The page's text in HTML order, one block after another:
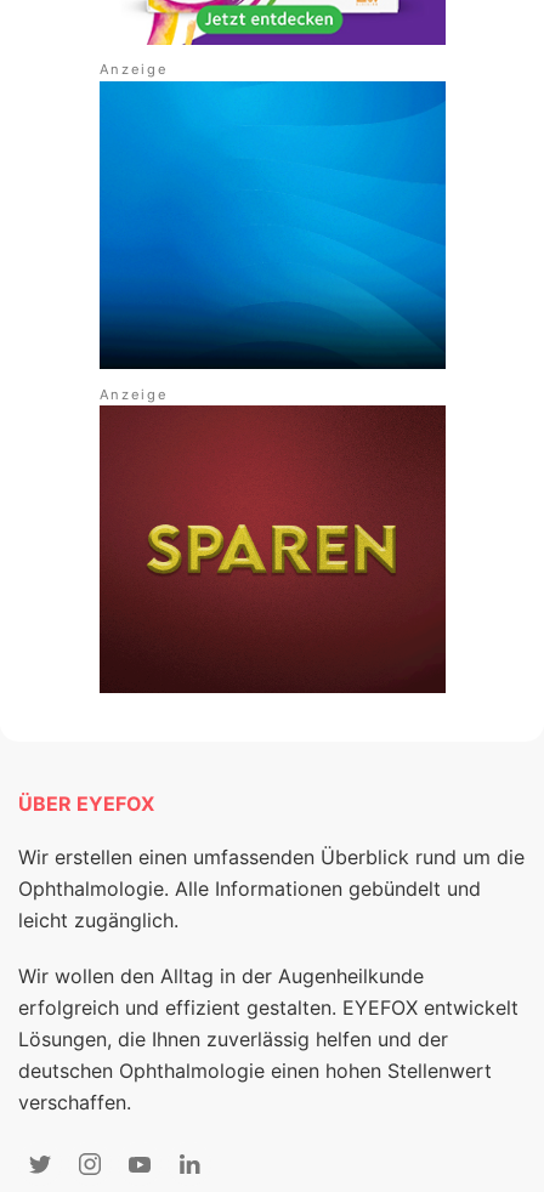
ÜBER EYEFOX
Wir erstellen einen umfassenden Überblick rund um die
Ophthalmologie. Alle Informationen gebündelt und
leicht zugänglich.
Wir wollen den Alltag in der Augenheilkunde
erfolgreich und effizient gestalten. EYEFOX entwickelt
Lösungen, die Ihnen zuverlässig helfen und der
deutschen Ophthalmologie einen hohen Stellenwert
verschaffen.